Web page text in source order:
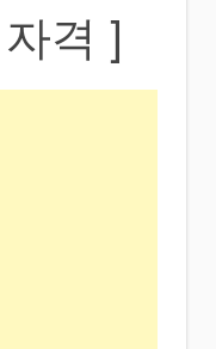
격 ]